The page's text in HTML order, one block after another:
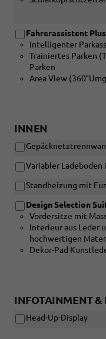
Fahrerassistent Plus
Intelligenter
Trainiertes Parken
Parken
Area View
INNEN
Variabler Ladeboden
Standheizung mit
Design Selection
Vordersitze mit
Interieur aus Leder
hochwertigen
Dekor-Pad
INFOTAINMENT
Head-Up-Display